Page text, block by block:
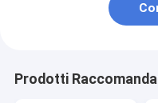
Prodotti